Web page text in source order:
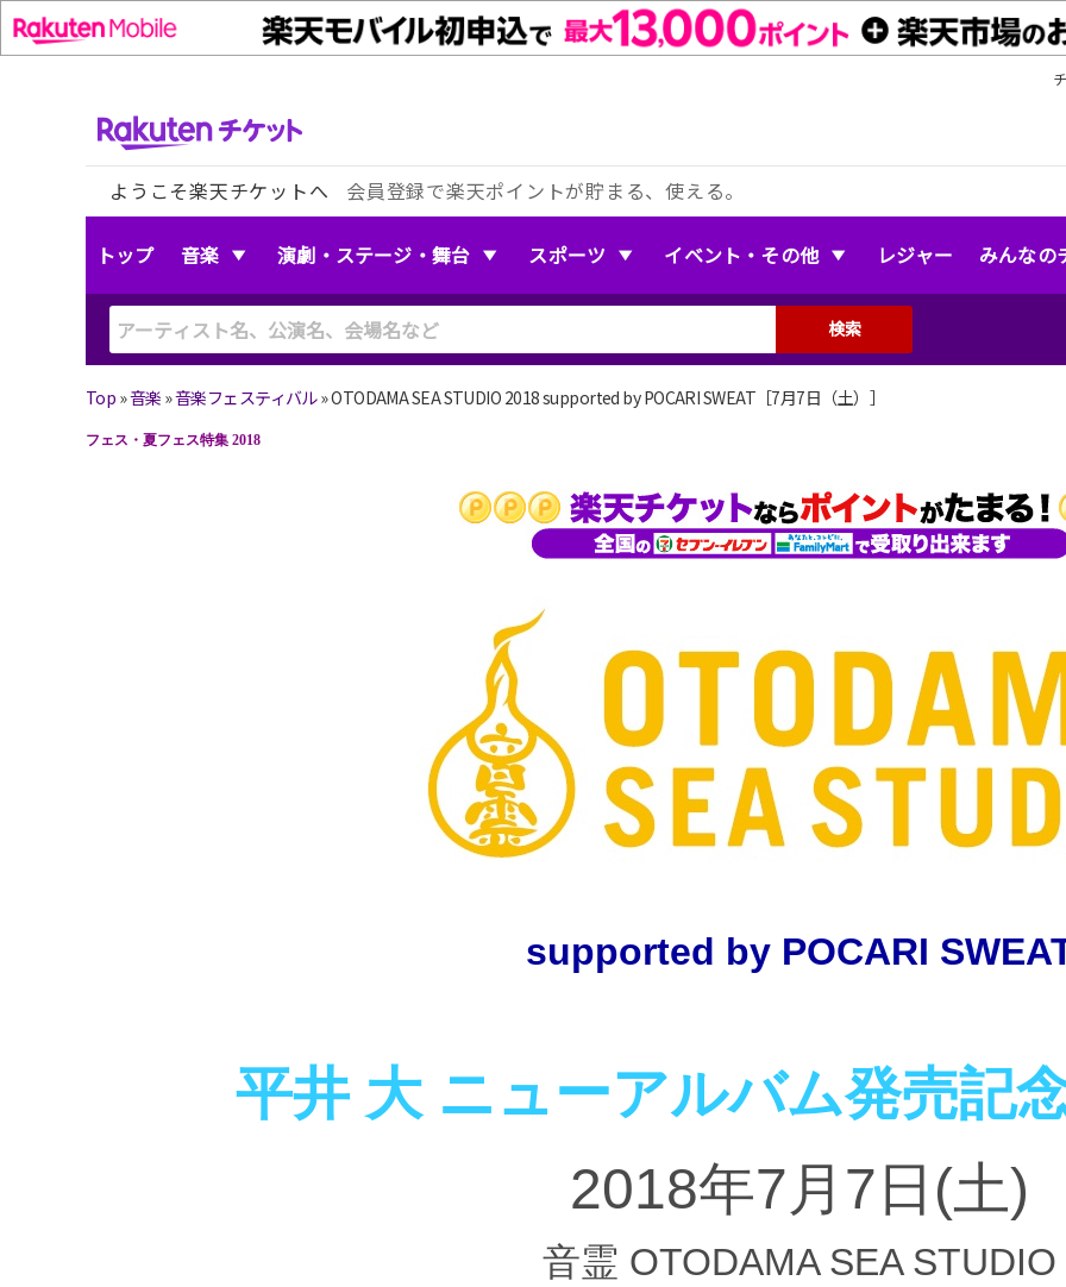
ようこそ楽天チケットへ 会員登録で楽天ポイントが貯まる、使える。
トップ 音楽 演劇・ステージ・舞台 スポーツ イベント・その他 レジャー みんなの
検索
Top »音楽 »音楽フェスティバル»OTODAMA SEA STUDIO 2018 supported by POCARI SWEAT［7月7日（土）］
フェス・夏フェス特集 2018
supported by POCARI
平井 大 ニューアルバム発売記
2018年7月7 日(土)
音霊 OTODAMA SEA STUDIO